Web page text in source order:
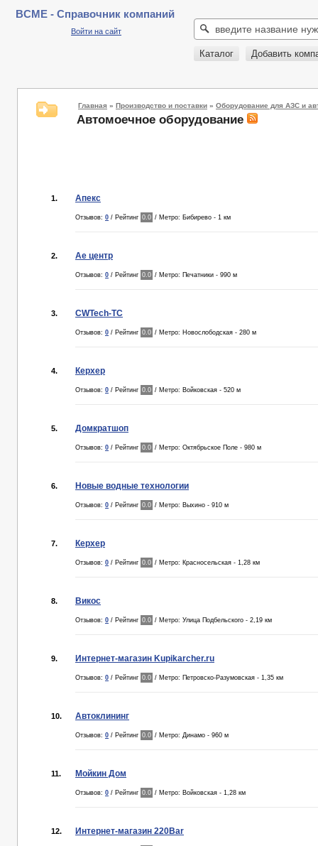
BCME - Справочник компаний
Войти на сайт
Каталог Добавить
Главная » Производство и поставки » Оборудование для АЗС и
Автомоечное оборудование
1. Апекс
Отзывов: 0 / Рейтинг 0.0 / Метро: Бибирево - 1 км
2. Ае центр
Отзывов: 0 / Рейтинг 0.0 / Метро: Печатники - 990 м
3. CWTech-ТС
Отзывов: 0 / Рейтинг 0.0 / Метро: Новослободская - 280 м
4. Керхер
Отзывов: 0 / Рейтинг 0.0 / Метро: Войковская - 520 м
5. Домкратшоп
Отзывов: 0 / Рейтинг 0.0 / Метро: Октябрьское Поле - 980 м
6. Новые водные технологии
Отзывов: 0 / Рейтинг 0.0 / Метро: Выхино - 910 м
7. Керхер
Отзывов: 0 / Рейтинг 0.0 / Метро: Красносельская - 1,28 км
8. Викос
Отзывов: 0 / Рейтинг 0.0 / Метро: Улица Подбельского - 2,19 км
9. Интернет-магазин Kupikarcher.ru
Отзывов: 0 / Рейтинг 0.0 / Метро: Петровско-Разумовская - 1,35 км
10. Автоклининг
Отзывов: 0 / Рейтинг 0.0 / Метро: Динамо - 960 м
11. Мойкин Дом
Отзывов: 0 / Рейтинг 0.0 / Метро: Войковская - 1,28 км
12. Интернет-магазин 220Bar